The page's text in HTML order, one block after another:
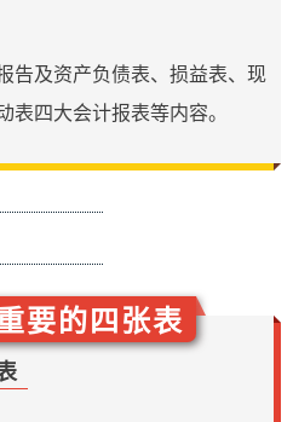
告及资产负债表、损益表、现
四大会计报表等内容。
要的四张表